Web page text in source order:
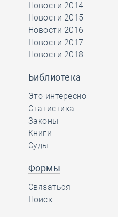
Новости 2014
Новости 2015
Новости 2016
Новости 2017
Новости 2018
Библиотека
Это интересно
Статистика
Законы
Книги
Суды
Формы
Связаться
Поиск